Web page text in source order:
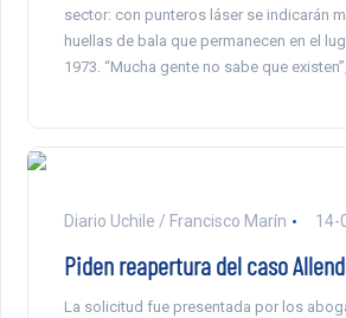
sector: con punteros láser se indicarán
huellas de bala que permanecen en el
1973. “Mucha gente no sabe que
Diario Uchile / Francisco Marín 14-
Piden reapertura del caso
La solicitud fue presentada por los